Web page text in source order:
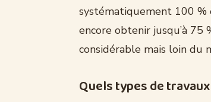
systématiquement 100 %
encore obtenir jusqu’à 75
considérable mais loin du
Quels types de